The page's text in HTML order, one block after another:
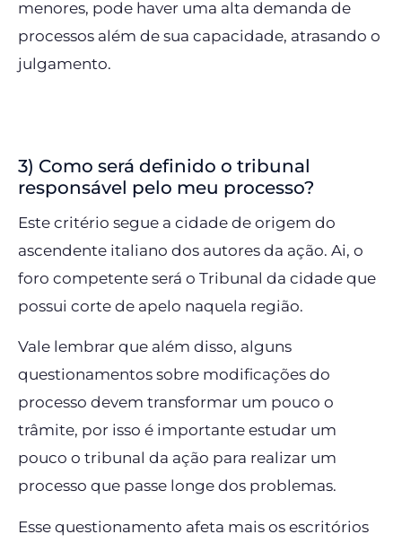
menores, pode haver uma alta demanda de
processos além de sua capacidade, atrasando o
julgamento.
3) Como será definido o tribunal
responsável pelo meu processo?
Este critério segue a cidade de origem do
ascendente italiano dos autores da ação. Ai, o
foro competente será o Tribunal da cidade que
possui corte de apelo naquela região.
Vale lembrar que além disso, alguns
questionamentos sobre modificações do
processo devem transformar um pouco o
trâmite, por isso é importante estudar um
pouco o tribunal da ação para realizar um
processo que passe longe dos problemas.
Esse questionamento afeta mais os escritórios